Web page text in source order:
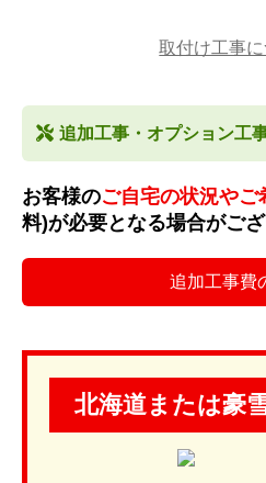
取付け工事
追加工事・オプション工
お客様のご自宅の状況やご
料)が必要となる場合がござ
追加工事費
北海道または豪